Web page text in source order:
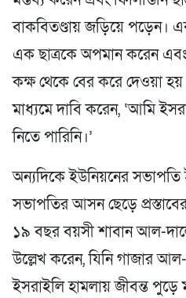
বাকবিতণ্ডায় জড়িয়ে পড়েন।
এক ছাত্রকে অপমান করেন এবং
কক্ষ থেকে বের করে দেওয়া
মাধ্যমে দাবি করেন, ‘আমি
নিতে পারিনি।’
অন্যদিকে ইউনিয়নের সভাপতি
সভাপতির আসন ছেড়ে
১৯ বছর বয়সী শাবান আল-
উল্লেখ করেন, যিনি গাজার
ইসরাইলি হামলায় জীবন্ত পুড়ে